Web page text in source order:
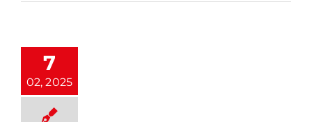
7
02, 2025
público
de Recreio
do
Público